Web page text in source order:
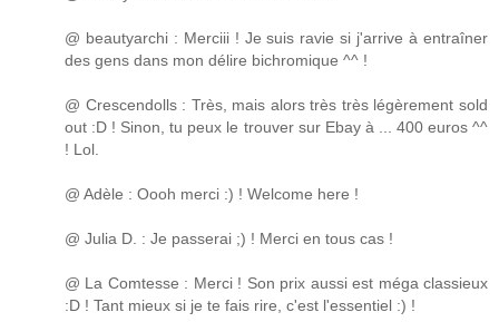
@ beautyarchi : Merciii ! Je suis ravie si j'arrive à entraîner
des gens dans mon délire bichromique ^^ !
@ Crescendolls : Très, mais alors très très légèrement sold
out :D ! Sinon, tu peux le trouver sur Ebay à ... 400 euros ^^
! Lol.
@ Adèle : Oooh merci :) ! Welcome here !
@ Julia D. : Je passerai ;) ! Merci en tous cas !
@ La Comtesse : Merci ! Son prix aussi est méga classieux
:D ! Tant mieux si je te fais rire, c'est l'essentiel :) !